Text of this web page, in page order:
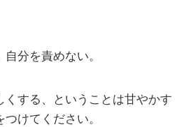
分を責めない。
くする、ということは甘やかす
けてください。